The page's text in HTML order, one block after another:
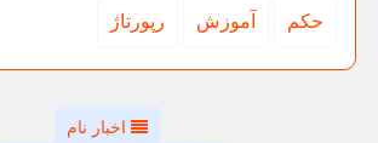
حكم آموزش رپورتاژ
اخبار نام